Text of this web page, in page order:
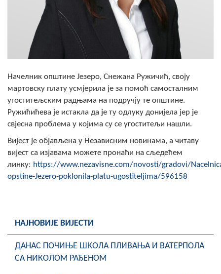
СКУПШТИНА
Статут Општине
Скупштинско вијеће општине језеро
Службени Гласници
ОПШТИНСКА УПРАВА
Вијести
Активности
Обавјештења
Заштита од пожара
Начелник општине Језеро, Снежана Ружичић, своју
мартовску плату усмјерила је за помоћ самосталним
угоститељским радњама на подручју те општине.
Ружићићева је истакла да је ту одлуку донијела јер је
свјесна проблема у којима су се угоститељи нашли.
Вијест је објављена у Независним новинама, а читаву
вијест са изјавама можете пронаћи на сљедећем
линку: https://www.nezavisne.com/novosti/gradovi/
opstine-Jezero-poklonila-platu-ugostiteljima/596158
НАЈНОВИЈЕ ВИЈЕСТИ
ДАНАС ПОЧИЊЕ ШКОЛА ПЛИВАЊА И ВАТЕРПОЛА
СА НИКОЛОМ РАЂЕНОМ